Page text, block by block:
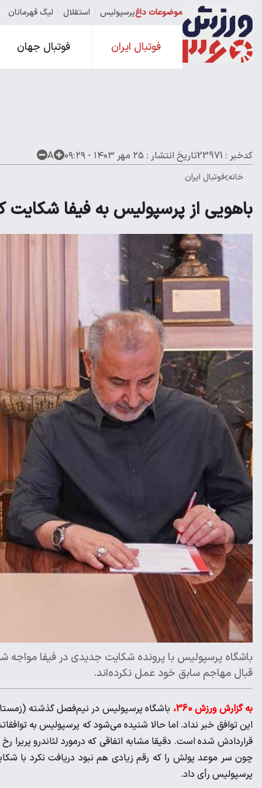
موضوعات داغپرسپولیس استقلال لیگ قهرمانان
فوتبال ایران فوتبال جهان
کدخبر : 23971 تاریخ انتشار : ۲۵ مهر ۱۴۰۳ - ۰۹:۲۹ A
خانه فوتبال ایران
باهویی از پرسپولیس به فیفا شکایت
باشگاه پرسپولیس با پرونده شکایت جدیدی در فیفا
قبال مهاجم سابق خود عمل نکرده‌اند.
به گزارش ورزش 360،
باشگاه پرسپولیس در نیم‌فصل گذشته
این توافق خبر نداد. اما حالا شنیده می‌شود که پرسپولیس به
قراردادش شده است. دقیقا مشابه اتفاقی که درمورد لئاندرو پریرا
چون سر موعد پولش را که رقم زیادی هم نبود دریافت نکرد با
پرسپولیس رأی داد.